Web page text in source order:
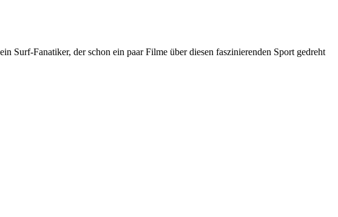
Surf-Fanatiker, der schon ein paar Filme über diesen faszinierenden Sport gedreht